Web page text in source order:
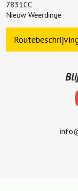
Routebeschrijving